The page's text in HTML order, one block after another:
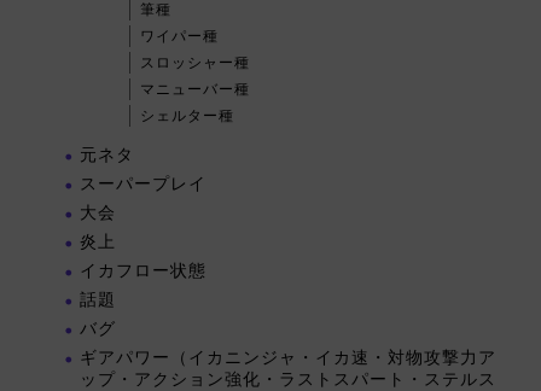
筆種
ワイパー種
スロッシャー種
マニューバー種
シェルター種
元ネタ
スーパープレイ
大会
炎上
イカフロー状態
話題
バグ
ギアパワー（イカニンジャ・イカ速・対物攻撃力ア
ップ・アクション強化・ラストスパート・ステルス